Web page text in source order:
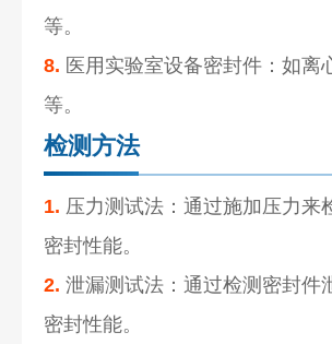
等。
8. 医用实验室设备密封件：如离
等。
检测方法
1. 压力测试法：通过施加压力来
密封性能。
2. 泄漏测试法：通过检测密封件
密封性能。